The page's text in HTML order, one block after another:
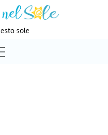
sole